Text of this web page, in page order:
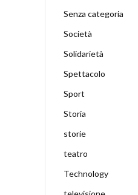
Senza categoria
Società
Solidarietà
Spettacolo
Sport
Storia
storie
teatro
Technology